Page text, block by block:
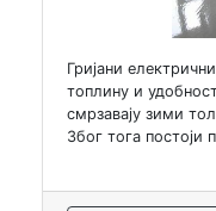
Гријани
топлину и
смрзавају зими
Због тога постоји